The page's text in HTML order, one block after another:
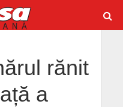
rănit
a